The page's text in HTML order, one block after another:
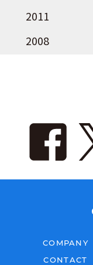
2011
2008
COMPANY
CONTACT